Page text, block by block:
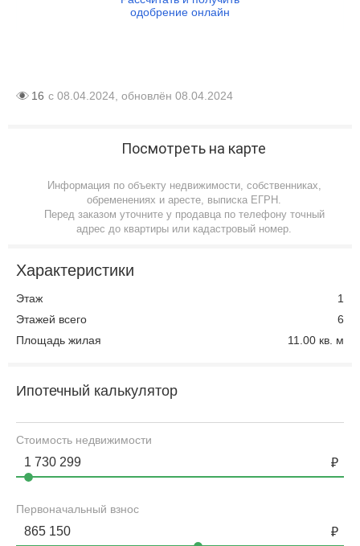
одобрение онлайн
16 с 08.04.2024, обновлён 08.04.2024
Посмотреть на карте
Информация по объекту недвижимости, собственниках,
обременениях и аресте, выписка ЕГРН.
Перед заказом уточните у продавца по телефону точный
адрес до квартиры или кадастровый номер.
Характеристики
Этаж
1
Этажей всего
6
Площадь жилая
11.00 кв. м
Ипотечный калькулятор
Стоимость недвижимости
Первоначальный взнос